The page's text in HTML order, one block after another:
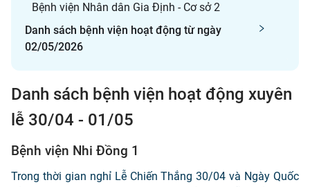
Bệnh viện Nhân dân Gia Định - Cơ sở 2
Danh sách bệnh viện hoạt động từ ngày
02/05/2026
Danh sách bệnh viện hoạt động xuyên
lễ 30/04 - 01/05
Bệnh viện Nhi Đồng 1
Trong thời gian nghỉ Lễ Chiến Thắng 30/04 và Ngày Quốc